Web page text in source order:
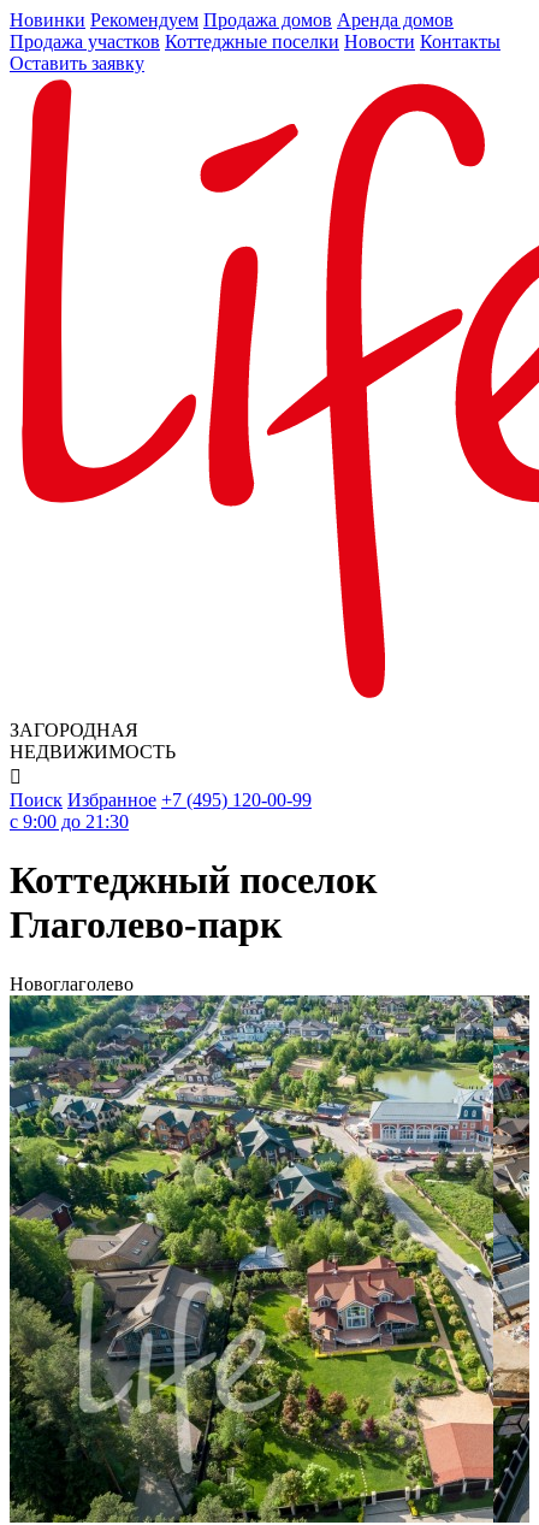
Новинки Рекомендуем Продажа домов Аренда домов
Продажа участков Коттеджные поселки Новости Контакты
Оставить заявку
ЗАГОРОДНАЯ
НЕДВИЖИМОСТЬ

Поиск Избранное +7 (495) 120-00-99
c 9:00 до 21:30
Коттеджный поселок
Глаголево-парк
Новоглаголево